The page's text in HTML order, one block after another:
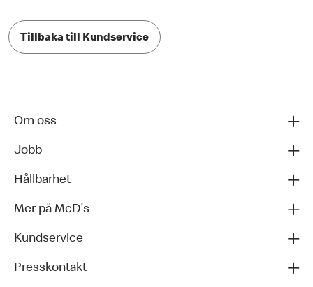
Tillbaka till Kundservice
Om oss
Jobb
Hållbarhet
Mer på McD's
Kundservice
Presskontakt